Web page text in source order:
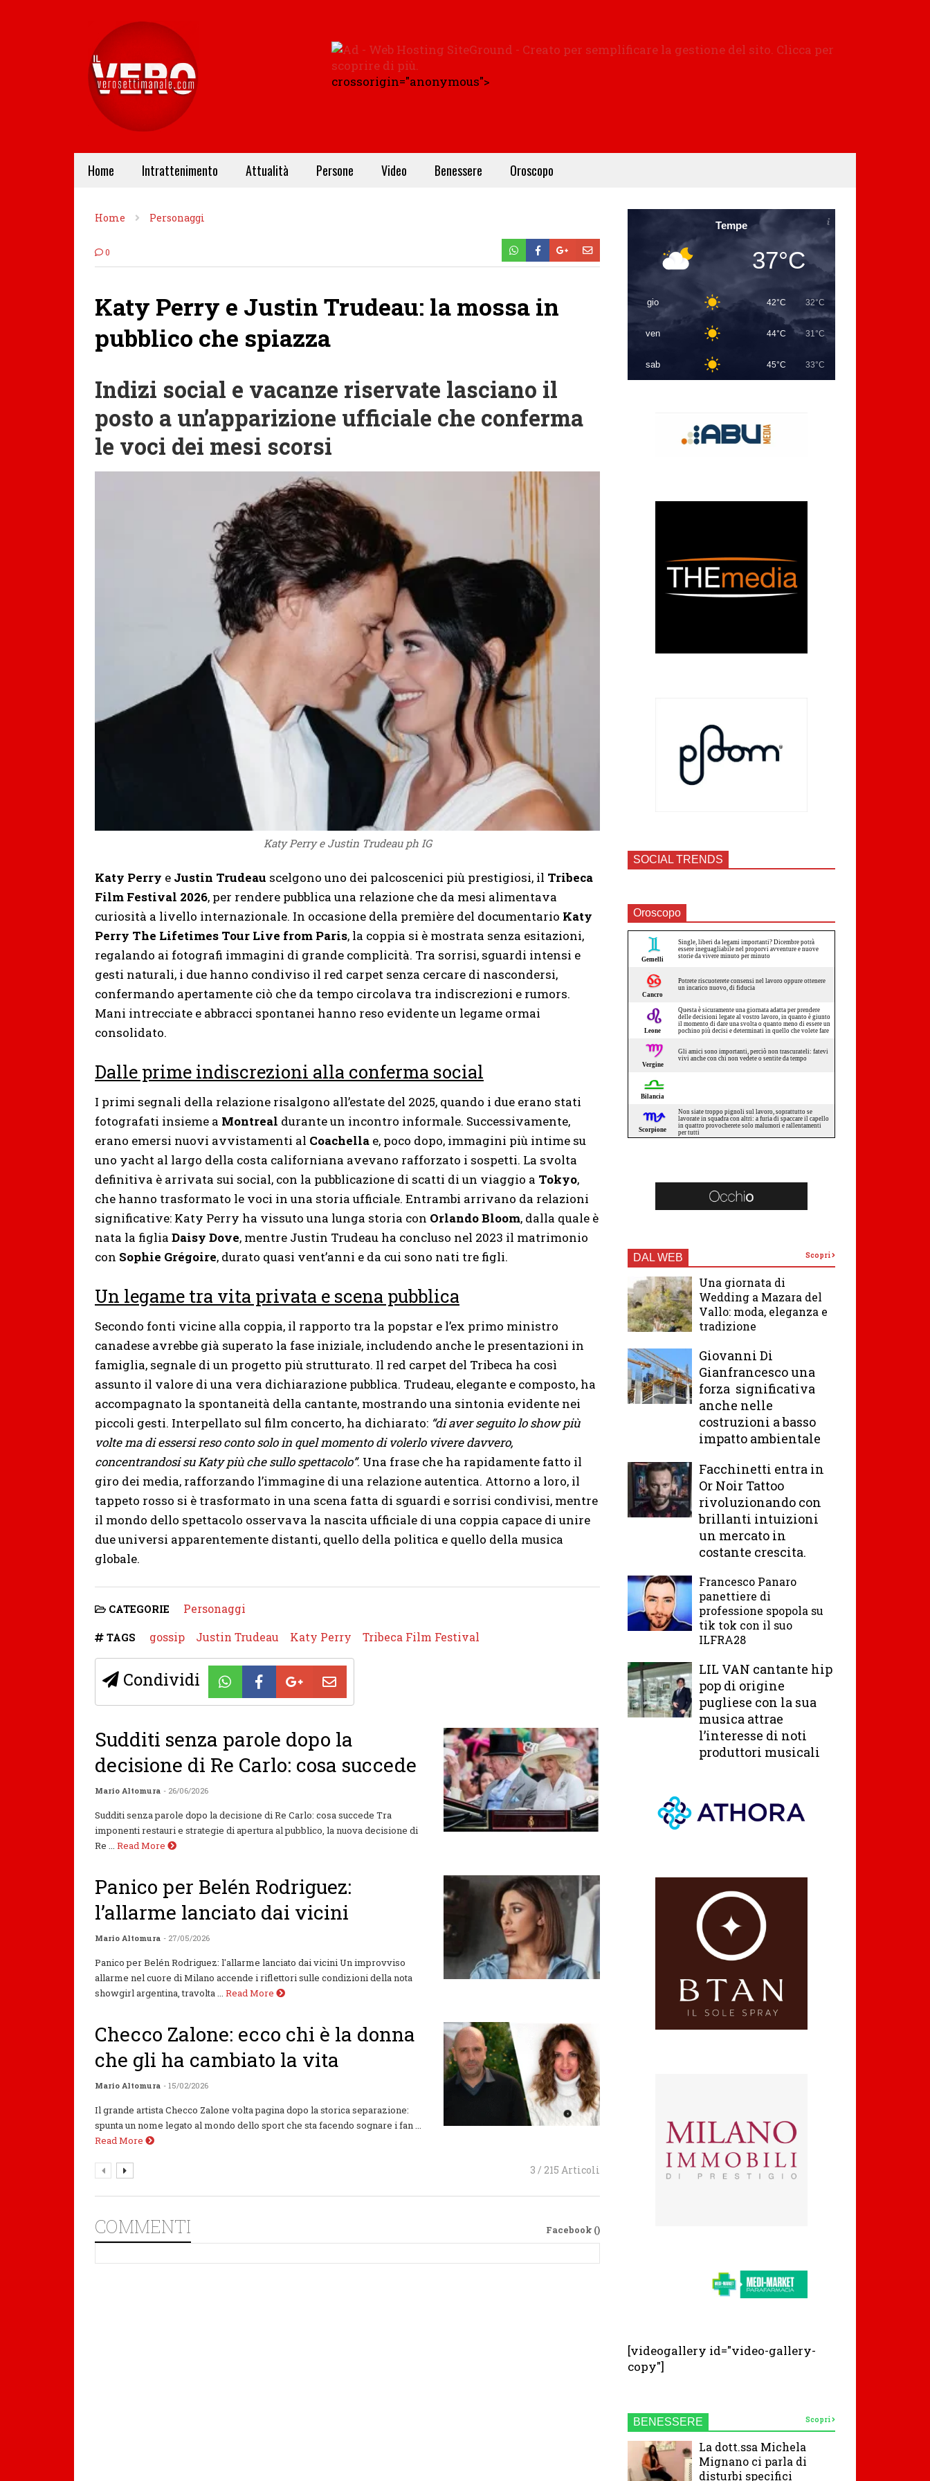
crossorigin="anonymous">
Home Intrattenimento Attualità Persone Video Benessere Oroscopo
Home Personaggi
0
Katy Perry e Justin Trudeau: la mossa in
pubblico che spiazza
Indizi social e vacanze riservate lasciano il
posto a un’apparizione ufficiale che conferma
le voci dei mesi scorsi
Katy Perry e Justin Trudeau ph IG
Katy Perry e Justin Trudeau scelgono uno dei palcoscenici più prestigiosi, il Tribeca
Film Festival 2026, per rendere pubblica una relazione che da mesi alimentava
curiosità a livello internazionale. In occasione della première del documentario Katy
Perry The Lifetimes Tour Live from Paris, la coppia si è mostrata senza esitazioni,
regalando ai fotografi immagini di grande complicità. Tra sorrisi, sguardi intensi e
gesti naturali, i due hanno condiviso il red carpet senza cercare di nascondersi,
confermando apertamente ciò che da tempo circolava tra indiscrezioni e rumors.
Mani intrecciate e abbracci spontanei hanno reso evidente un legame ormai
consolidato.
Dalle prime indiscrezioni alla conferma social
I primi segnali della relazione risalgono all’estate del 2025, quando i due erano stati
fotografati insieme a Montreal durante un incontro informale. Successivamente,
erano emersi nuovi avvistamenti al Coachella e, poco dopo, immagini più intime su
uno yacht al largo della costa californiana avevano rafforzato i sospetti. La svolta
definitiva è arrivata sui social, con la pubblicazione di scatti di un viaggio a Tokyo,
che hanno trasformato le voci in una storia ufficiale. Entrambi arrivano da relazioni
significative: Katy Perry ha vissuto una lunga storia con Orlando Bloom, dalla quale è
nata la figlia Daisy Dove, mentre Justin Trudeau ha concluso nel 2023 il matrimonio
con Sophie Grégoire, durato quasi vent’anni e da cui sono nati tre figli.
Un legame tra vita privata e scena pubblica
Secondo fonti vicine alla coppia, il rapporto tra la popstar e l’ex primo ministro
canadese avrebbe già superato la fase iniziale, includendo anche le presentazioni in
famiglia, segnale di un progetto più strutturato. Il red carpet del Tribeca ha così
assunto il valore di una vera dichiarazione pubblica. Trudeau, elegante e composto, ha
accompagnato la spontaneità della cantante, mostrando una sintonia evidente nei
piccoli gesti. Interpellato sul film concerto, ha dichiarato: “di aver seguito lo show più
volte ma di essersi reso conto solo in quel momento di volerlo vivere davvero,
concentrandosi su Katy più che sullo spettacolo”. Una frase che ha rapidamente fatto il
giro dei media, rafforzando l’immagine di una relazione autentica. Attorno a loro, il
tappeto rosso si è trasformato in una scena fatta di sguardi e sorrisi condivisi, mentre
il mondo dello spettacolo osservava la nascita ufficiale di una coppia capace di unire
due universi apparentemente distanti, quello della politica e quello della musica
globale.
CATEGORIE Personaggi
TAGS gossip Justin Trudeau Katy Perry Tribeca Film Festival
Condividi
Sudditi senza parole dopo la
decisione di Re Carlo: cosa succede
Mario Altomura - 26/06/2026
Sudditi senza parole dopo la decisione di Re Carlo: cosa succede Tra
imponenti restauri e strategie di apertura al pubblico, la nuova decisione di
Re ... Read More
Panico per Belén Rodriguez:
l’allarme lanciato dai vicini
Mario Altomura - 27/05/2026
Panico per Belén Rodriguez: l'allarme lanciato dai vicini Un improvviso
allarme nel cuore di Milano accende i riflettori sulle condizioni della nota
showgirl argentina, travolta ... Read More
Checco Zalone: ecco chi è la donna
che gli ha cambiato la vita
Mario Altomura - 15/02/2026
Il grande artista Checco Zalone volta pagina dopo la storica separazione:
spunta un nome legato al mondo dello sport che sta facendo sognare i fan ...
Read More
3 / 215 Articoli
COMMENTI Facebook ()
Tempe
37°C
gio 42°C 32°C
ven 44°C 31°C
sab 45°C 33°C
SOCIAL TRENDS
Oroscopo
DAL WEB Scopri
Una giornata di
Wedding a Mazara del
Vallo: moda, eleganza e
tradizione
Giovanni Di
Gianfrancesco una
forza significativa
anche nelle
costruzioni a basso
impatto ambientale
Facchinetti entra in
Or Noir Tattoo
rivoluzionando con
brillanti intuizioni
un mercato in
costante crescita.
Francesco Panaro
panettiere di
professione spopola su
tik tok con il suo
ILFRA28
LIL VAN cantante hip
pop di origine
pugliese con la sua
musica attrae
l’interesse di noti
produttori musicali
[videogallery id="video-gallery-
copy"]
BENESSERE Scopri
La dott.ssa Michela
Mignano ci parla di
disturbi specifici